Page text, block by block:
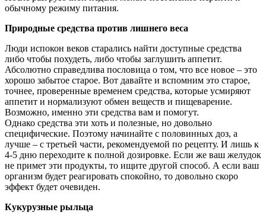
обычному режиму питания.
Природные средства против лишнего веса
Люди испокон веков старались найти доступные средства
либо чтобы похудеть, либо чтобы заглушить аппетит.
Абсолютно справедлива пословица о том, что все новое – это
хорошо забытое старое. Вот давайте и вспомним это старое,
точнее, проверенные временем средства, которые усмиряют
аппетит и нормализуют обмен веществ и пищеварение.
Возможно, именно эти средства вам и помогут.
Однако средства эти хоть и полезные, но довольно
специфические. Поэтому начинайте с половинных доз, а
лучше – с третьей части, рекомендуемой по рецепту. И лишь к
4-5 дню переходите к полной дозировке. Если же ваш желудок
не примет эти продукты, то ищите другой способ. А если ваш
организм будет реагировать спокойно, то довольно скоро
эффект будет очевиден.
Кукурузные рыльца